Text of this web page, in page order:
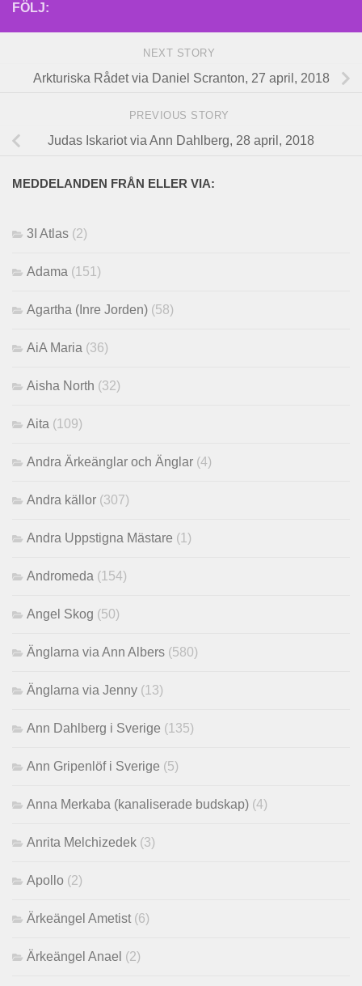
FÖLJ:
NEXT STORY
Arkturiska Rådet via Daniel Scranton, 27 april, 2018
PREVIOUS STORY
Judas Iskariot via Ann Dahlberg, 28 april, 2018
MEDDELANDEN FRÅN ELLER VIA:
3I Atlas (2)
Adama (151)
Agartha (Inre Jorden) (58)
AiA Maria (36)
Aisha North (32)
Aita (109)
Andra Ärkeänglar och Änglar (4)
Andra källor (307)
Andra Uppstigna Mästare (1)
Andromeda (154)
Angel Skog (50)
Änglarna via Ann Albers (580)
Änglarna via Jenny (13)
Ann Dahlberg i Sverige (135)
Ann Gripenlöf i Sverige (5)
Anna Merkaba (kanaliserade budskap) (4)
Anrita Melchizedek (3)
Apollo (2)
Ärkeängel Ametist (6)
Ärkeängel Anael (2)